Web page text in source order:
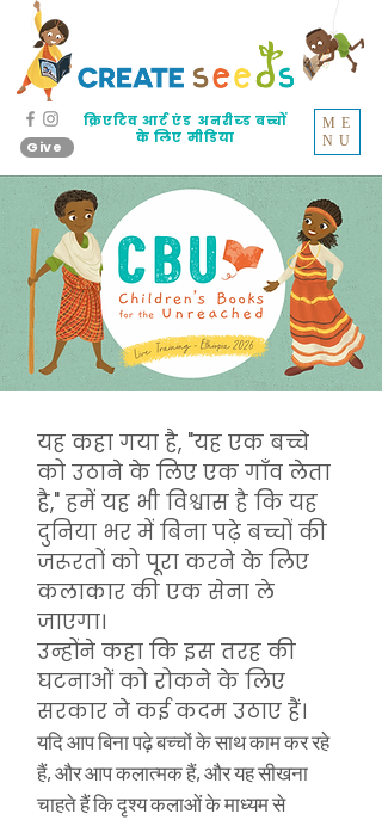
ME
NU
क्रिएटिव आर्ट एंड अनरीच्ड बच्चों
के लिए मीडिया
Give
यह कहा गया है, "यह एक बच्चे
को उठाने के लिए एक गाँव लेता
है," हमें यह भी विश्वास है कि यह
दुनिया भर में बिना पढ़े बच्चों की
जरूरतों को पूरा करने के लिए
कलाकार की एक सेना ले
जाएगा।
उन्होंने कहा कि इस तरह की
घटनाओं को रोकने के लिए
सरकार ने कई कदम उठाए हैं।
यदि आप बिना पढ़े बच्चों के साथ काम कर रहे
हैं, और आप कलात्मक हैं, और यह सीखना
चाहते हैं कि दृश्य कलाओं के माध्यम से